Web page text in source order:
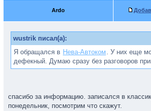
Ardo
wustrik писал(а):
Я обращался в Нева-Автоком . У них еще
дефекный. Думаю сразу без разговоров
спасибо за информацию. записался в
понедельник, посмотрим что скажут.